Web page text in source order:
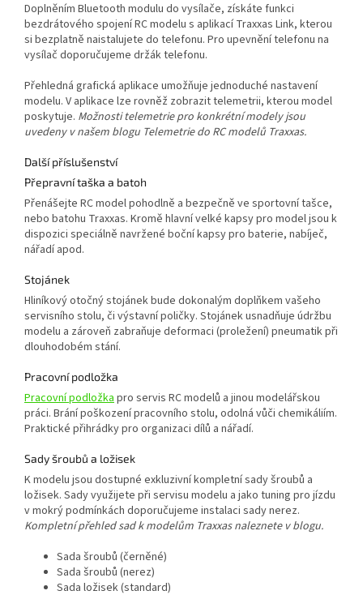
Doplněním Bluetooth modulu do vysílače, získáte funkci
bezdrátového spojení RC modelu s aplikací Traxxas Link, kterou
si bezplatně naistalujete do telefonu. Pro upevnění telefonu na
vysílač doporučujeme držák telefonu.
Přehledná grafická aplikace umožňuje jednoduché nastavení
modelu. V aplikace lze rovněž zobrazit telemetrii, kterou model
poskytuje. Možnosti telemetrie pro konkrétní modely jsou
uvedeny v našem blogu Telemetrie do RC modelů Traxxas.
Další příslušenství
Přepravní taška a batoh
Přenášejte RC model pohodlně a bezpečně ve sportovní tašce,
nebo batohu Traxxas. Kromě hlavní velké kapsy pro model jsou k
dispozici speciálně navržené boční kapsy pro baterie, nabíječ,
nářadí apod.
Stojánek
Hliníkový otočný stojánek bude dokonalým doplňkem vašeho
servisního stolu, či výstavní poličky. Stojánek usnadňuje údržbu
modelu a zároveň zabraňuje deformaci (proležení) pneumatik při
dlouhodobém stání.
Pracovní podložka
Pracovní podložkapro servis RC modelů a jinou modelářskou
práci. Brání poškození pracovního stolu, odolná vůči chemikáliím.
Praktické přihrádky pro organizaci dílů a nářadí.
Sady šroubů a ložisek
K modelu jsou dostupné exkluzivní kompletní sady šroubů a
ložisek. Sady využijete při servisu modelu a jako tuning pro jízdu
v mokrý podmínkách doporučujeme instalaci sady nerez.
Kompletní přehled sad k modelům Traxxas naleznete v blogu.
Sada šroubů (černěné)
Sada šroubů (nerez)
Sada ložisek (standard)